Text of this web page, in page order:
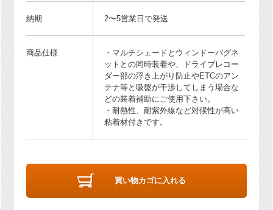
納期 2〜5営業日で発送
商品仕様
・マルチシェードとウィンドーバグネ
ットとの同時装着や、ドライブレコー
ダー部の浮き上がり防止やETCのアン
テナ等と吸盤が干渉してしまう場合な
どの装着補助にご使用下さい。
・耐熱性、耐紫外線など対候性が高い
粘着材付きです。
買い物カゴに入れる